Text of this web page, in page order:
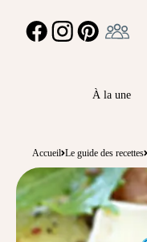
FACEBOOKINSTAGRAMPINTEREST
À la une
Accueil Le guide des recettes